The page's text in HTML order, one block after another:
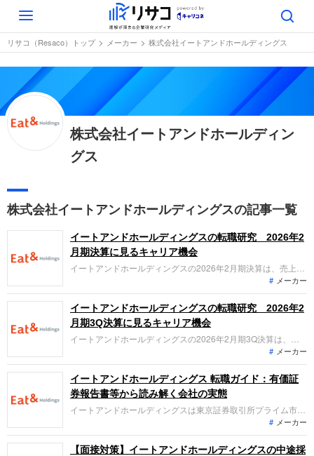
Toggle
navigation
リサコ（Resaco）トップ メーカー 株式会社イートアンドホールディングス
株式会社イートアンドホールディン
グス
株式会社イートアンドホールディングスの記事一覧
イートアンドホールディングスの転職研究 2026年2
月期決算に見るキャリア機会
イートアンドホールディングスの2026年2月期決算は、売上
高・営業利益ともに過去最高を更新。冷凍餃子の国内シェア首
位堅持に加え、北米進出や九州新工場建設など、攻めの投資が
加速しています。「なぜ今イートアンドなのか？」「グローバ
ル展開やDX推進でどんな役割を担えるのか」を、求職者の視
点で整理します。
メーカー
イートアンドホールディングスの転職研究 2026年2
月期3Q決算に見るキャリア機会
イートアンドホールディングスの2026年2月期3Q決算は、食
品事業の販売好調により売上高11.3%増。2025年10月のECブ
ランド買収や九州新工場の建設、北米進出など構造的変化が相
次いでいます。「なぜ今イートアンドHDなのか？」、転職希
望者がどの成長領域で役割を担えるのか、最新の戦略から整理
します。
メーカー
イートアンドホールディングス 転職ガイド：有価証
券報告書等から読み解く会社の実態
イートアンドホールディングスは東京証券取引所プライム市場
に上場する企業です。「大阪王将」を中心とした冷凍食品の製
造・販売を行う食品事業と、多様なブランドの外食チェーンを
展開する外食事業を主力としています。直近の業績は売上高、
メーカー
【面接対策】イートアンドホールディングスの中途採